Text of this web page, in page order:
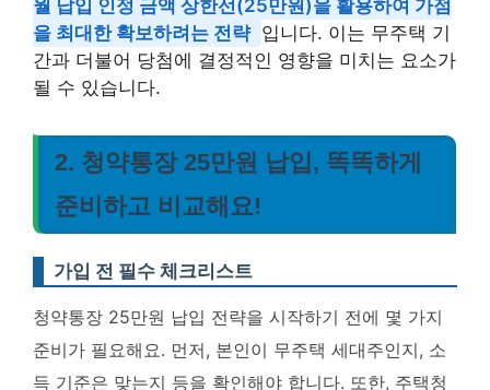
월 납입 인정 금액 상한선(25만원)을 활용하여 가점
을 최대한 확보하려는 전략 입니다. 이는 무주택 기
간과 더불어 당첨에 결정적인 영향을 미치는 요소가
될 수 있습니다.
2. 청약통장 25만원 납입, 똑똑하게
준비하고 비교해요!
가입 전 필수 체크리스트
청약통장 25만원 납입 전략을 시작하기 전에 몇 가지
준비가 필요해요. 먼저, 본인이 무주택 세대주인지, 소
득 기준은 맞는지 등을 확인해야 합니다. 또한, 주택청